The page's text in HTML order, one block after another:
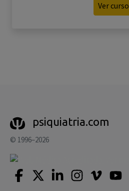
Ver curso
psiquiatria.com
© 1996–2026